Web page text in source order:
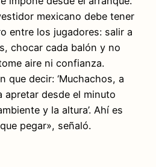
mexicano debe tener
entre los jugadores: salir a
chocar cada balón y no
aire ni confianza.
que decir: ‘Muchachos, a
apretar desde el minuto
y la altura’. Ahí es
pegar», señaló.